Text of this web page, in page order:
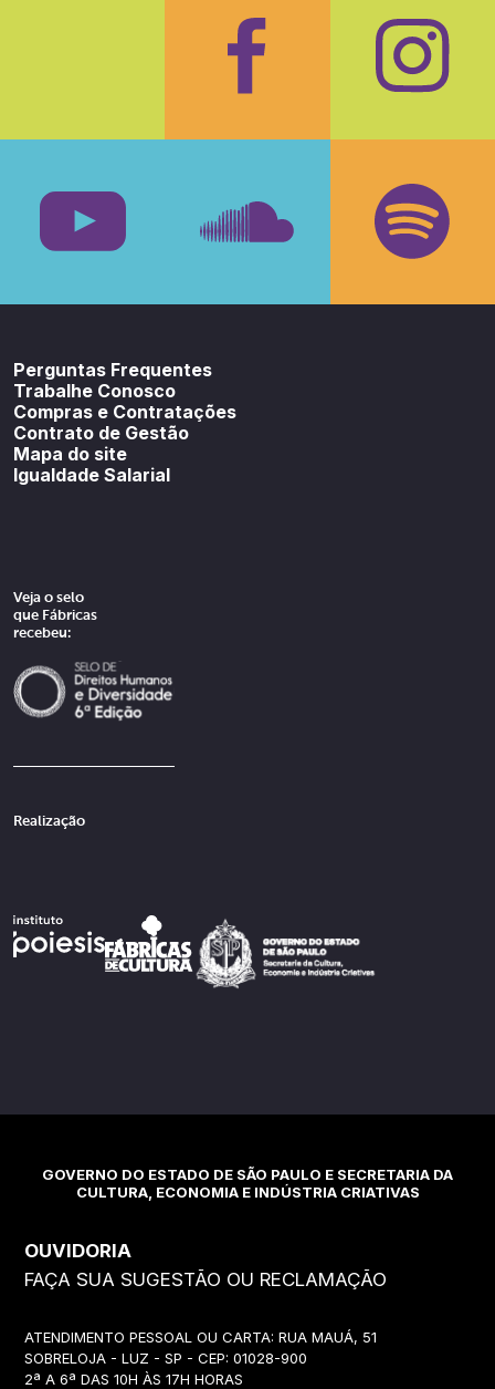
Facebook
Perguntas Frequentes
Trabalhe Conosco
Compras e Contratações
Contrato de Gestão
Mapa do site
Igualdade Salarial
Veja o selo
que Fábricas
recebeu:
Realização
GOVERNO DO ESTADO DE SÃO PAULO E SECRETARIA DA
CULTURA, ECONOMIA E INDÚSTRIA CRIATIVAS
OUVIDORIA
FAÇA SUA SUGESTÃO OU RECLAMAÇÃO
ATENDIMENTO PESSOAL OU CARTA: RUA MAUÁ, 51
SOBRELOJA - LUZ - SP - CEP: 01028-900
2ª A 6ª DAS 10H ÀS 17H HORAS